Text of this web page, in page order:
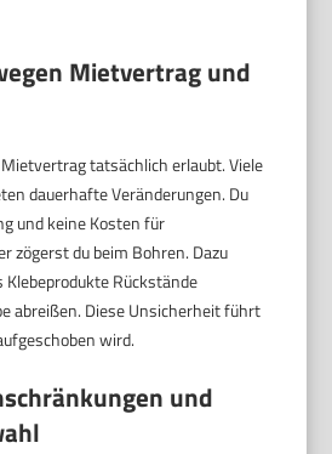
Mietvertrag und
tatsächlich erlaubt. Viele
dauerhafte Veränderungen. Du
und keine Kosten für
zögerst du beim Bohren. Dazu
Klebeprodukte Rückstände
abreißen. Diese Unsicherheit führt
wird.
und